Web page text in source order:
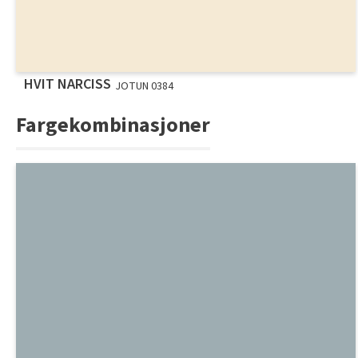
HVIT NARCISS JOTUN 0384
Fargekombinasjoner